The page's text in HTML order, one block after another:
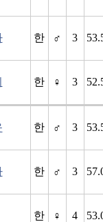
한 ♂ 3
한 ♀ 3
한 ♂ 3
한 ♂ 3
한 ♀ 4